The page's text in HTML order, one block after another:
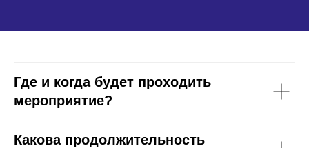
Где и когда будет проходить
мероприятие?
Какова продолжительность